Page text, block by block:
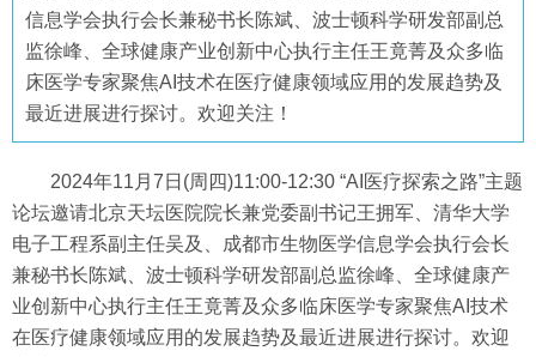
信息学会执行会长兼秘书长陈斌、波士顿科学研发部副总
监徐峰、全球健康产业创新中心执行主任王竟菁及众多临
床医学专家聚焦AI技术在医疗健康领域应用的发展趋势及
最近进展进行探讨。欢迎关注！
2024年11月7日(周四)11:00-12:30 “AI医疗探索之路”主题
论坛邀请北京天坛医院院长兼党委副书记王拥军、清华大学
电子工程系副主任吴及、成都市生物医学信息学会执行会长
兼秘书长陈斌、波士顿科学研发部副总监徐峰、全球健康产
业创新中心执行主任王竟菁及众多临床医学专家聚焦AI技术
在医疗健康领域应用的发展趋势及最近进展进行探讨。欢迎